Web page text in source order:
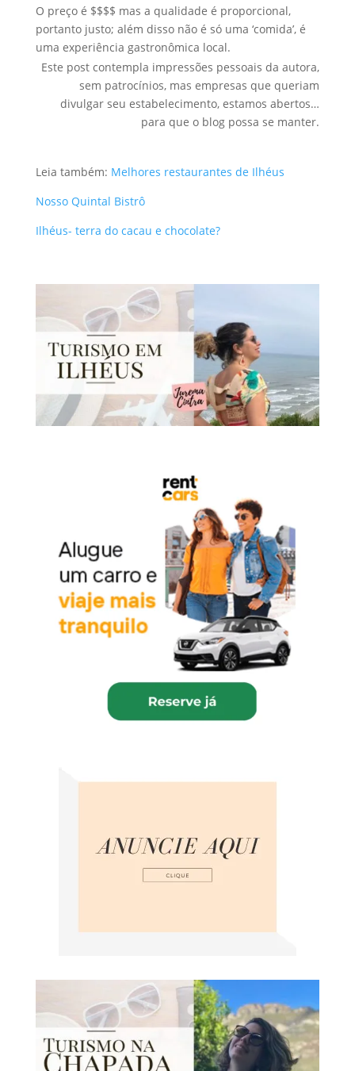
O preço é $$$$ mas a qualidade é proporcional,
portanto justo; além disso não é só uma ‘comida’, é
uma experiência gastronômica local.
Este post contempla impressões pessoais da autora,
sem patrocínios, mas empresas que queriam
divulgar seu estabelecimento, estamos abertos…
para que o blog possa se manter.
Leia também: Melhores restaurantes de Ilhéus
Nosso Quintal Bistrô
Ilhéus- terra do cacau e chocolate?